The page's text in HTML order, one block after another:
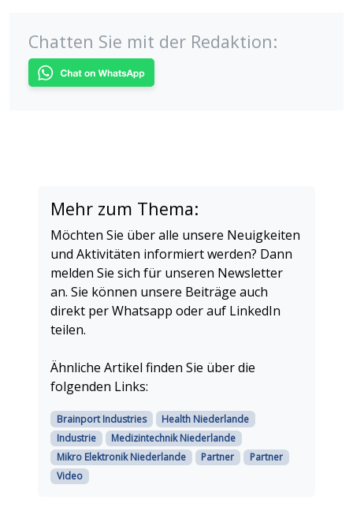
Chatten Sie mit der Redaktion:
Mehr zum Thema:
Möchten Sie über alle unsere Neuigkeiten
und Aktivitäten informiert werden? Dann
melden Sie sich für unseren Newsletter
an. Sie können unsere Beiträge auch
direkt per Whatsapp oder auf LinkedIn
teilen.
Ähnliche Artikel finden Sie über die
folgenden Links:
Brainport Industries
Health Niederlande
Industrie
Medizintechnik Niederlande
Mikro Elektronik Niederlande
Partner
Partner
Video